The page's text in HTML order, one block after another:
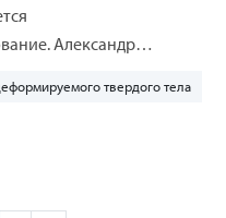
Александр
твердого тела